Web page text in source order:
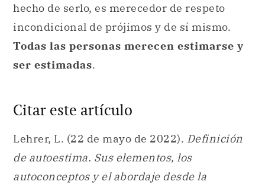
hecho de serlo, es merecedor de respeto
incondicional de prójimos y de sí mismo.
Todas las personas merecen estimarse y
ser estimadas.
Citar este artículo
Lehrer, L. (22 de mayo de 2022). Definición
de autoestima. Sus elementos, los
autoconceptos y el abordaje desde la